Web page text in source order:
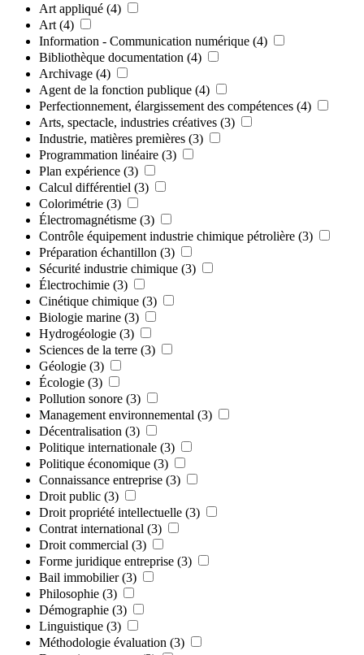
Art appliqué (4)
Art (4)
Information - Communication numérique (4)
Bibliothèque documentation (4)
Archivage (4)
Agent de la fonction publique (4)
Perfectionnement, élargissement des compétences (4)
Arts, spectacle, industries créatives (3)
Industrie, matières premières (3)
Programmation linéaire (3)
Plan expérience (3)
Calcul différentiel (3)
Colorimétrie (3)
Électromagnétisme (3)
Contrôle équipement industrie chimique pétrolière (3)
Préparation échantillon (3)
Sécurité industrie chimique (3)
Électrochimie (3)
Cinétique chimique (3)
Biologie marine (3)
Hydrogéologie (3)
Sciences de la terre (3)
Géologie (3)
Écologie (3)
Pollution sonore (3)
Management environnemental (3)
Décentralisation (3)
Politique internationale (3)
Politique économique (3)
Connaissance entreprise (3)
Droit public (3)
Droit propriété intellectuelle (3)
Contrat international (3)
Droit commercial (3)
Forme juridique entreprise (3)
Bail immobilier (3)
Philosophie (3)
Démographie (3)
Linguistique (3)
Méthodologie évaluation (3)